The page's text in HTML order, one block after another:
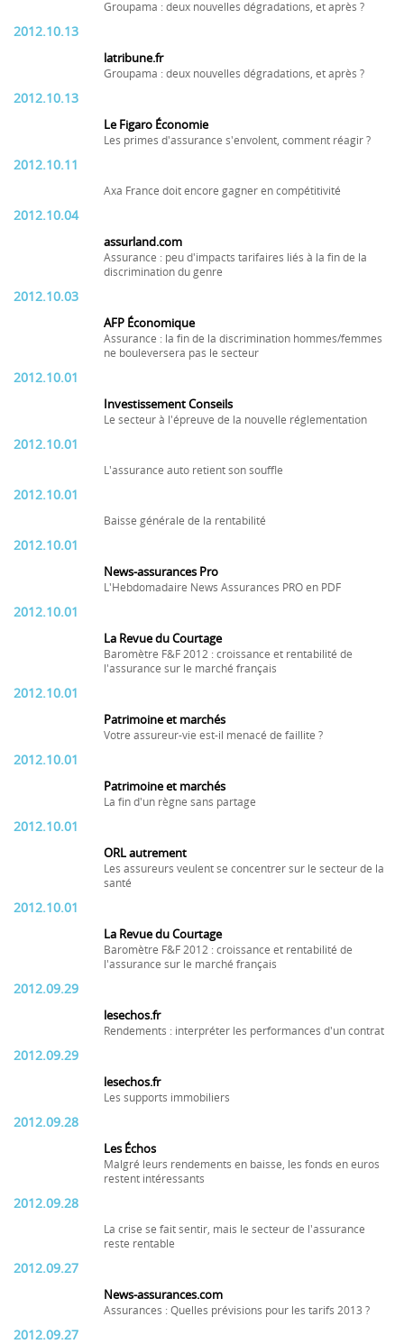
Groupama : deux nouvelles dégradations, et après ?
2012.10.13
latribune.fr
Groupama : deux nouvelles dégradations, et après ?
2012.10.13
Le Figaro Économie
Les primes d'assurance s'envolent, comment réagir ?
2012.10.11
Axa France doit encore gagner en compétitivité
2012.10.04
assurland.com
Assurance : peu d'impacts tarifaires liés à la fin de la
discrimination du genre
2012.10.03
AFP Économique
Assurance : la fin de la discrimination hommes/femmes
ne bouleversera pas le secteur
2012.10.01
Investissement Conseils
Le secteur à l'épreuve de la nouvelle réglementation
2012.10.01
L'assurance auto retient son souffle
2012.10.01
Baisse générale de la rentabilité
2012.10.01
News-assurances Pro
L'Hebdomadaire News Assurances PRO en PDF
2012.10.01
La Revue du Courtage
Baromètre F&F 2012 : croissance et rentabilité de
l'assurance sur le marché français
2012.10.01
Patrimoine et marchés
Votre assureur-vie est-il menacé de faillite ?
2012.10.01
Patrimoine et marchés
La fin d'un règne sans partage
2012.10.01
ORL autrement
Les assureurs veulent se concentrer sur le secteur de la
santé
2012.10.01
La Revue du Courtage
Baromètre F&F 2012 : croissance et rentabilité de
l'assurance sur le marché français
2012.09.29
lesechos.fr
Rendements : interpréter les performances d'un contrat
2012.09.29
lesechos.fr
Les supports immobiliers
2012.09.28
Les Échos
Malgré leurs rendements en baisse, les fonds en euros
restent intéressants
2012.09.28
La crise se fait sentir, mais le secteur de l'assurance
reste rentable
2012.09.27
News-assurances.com
Assurances : Quelles prévisions pour les tarifs 2013 ?
2012.09.27